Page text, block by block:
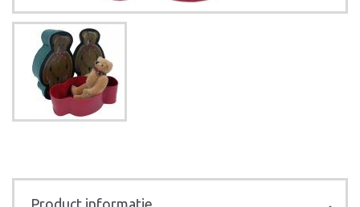
Product informatie